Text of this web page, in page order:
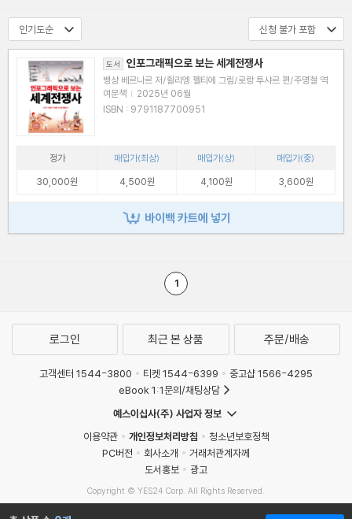
도서 인포그래픽으로 보는 세계전쟁사
뱅상 베르나르 저/쥘리엥 펠티에 그림/로랑 투샤르 편/주명철 역
여문책 | 2025년 06월
ISBN : 9791187700951
정가 매입가(최상) 매입가(상)
매입가(중)
30,000원
4,500원 4,100원 3,600원
바이백 카트에 넣기
1
로그인 최근 본 상품 주문/배송
고객센터 1544-3800 티켓 1544-6399
중고샵 1566-4295
eBook 1:1문의/채팅상담
예스이십사(주) 사업자 정보
이용약관
개인정보처리방침
청소년보호정책
PC버전
회사소개
거래처관계자께
도서홍보
광고
Copyright © YES24 Corp. All Rights Reserved.
MATOM6